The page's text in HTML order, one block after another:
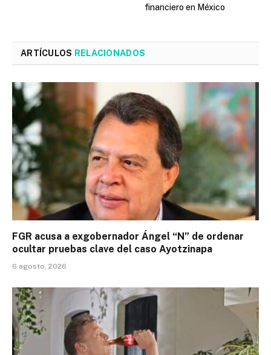
financiero en México
ARTÍCULOS RELACIONADOS
FGR acusa a exgobernador Ángel “N” de ordenar
ocultar pruebas clave del caso Ayotzinapa
6 agosto, 2026